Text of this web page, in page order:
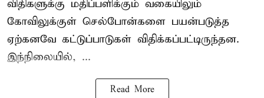
விதிகளுக்கு மதிப்பளிக்கும் வகையிலும்
கோவிலுக்குள் செல்போன்களை பயன்படுத்த
ஏற்கனவே கட்டுப்பாடுகள் விதிக்கப்பட்டிருந்தன.
இந்நிலையில், ...
Read More